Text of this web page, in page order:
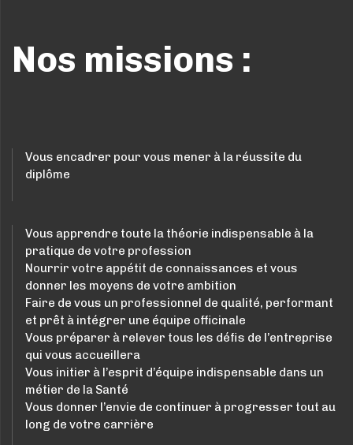
Nos missions :
Vous encadrer pour vous mener à la réussite du
diplôme
Vous apprendre toute la théorie indispensable à la
pratique de votre profession
Nourrir votre appétit de connaissances et vous
donner les moyens de votre ambition
Faire de vous un professionnel de qualité, performant
et prêt à intégrer une équipe officinale
Vous préparer à relever tous les défis de l’entreprise
qui vous accueillera
Vous initier à l’esprit d’équipe indispensable dans un
métier de la Santé
Vous donner l’envie de continuer à progresser tout au
long de votre carrière